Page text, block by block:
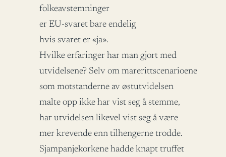
folkeavstemninger
er EU-svaret bare endelig
hvis svaret er «ja».
Hvilke erfaringer har man gjort med
utvidelsene? Selv om marerittscenarioene
som motstanderne av østutvidelsen
malte opp ikke har vist seg å stemme,
har utvidelsen likevel vist seg å være
mer krevende enn tilhengerne trodde.
Sjampanjekorkene hadde knapt truffet